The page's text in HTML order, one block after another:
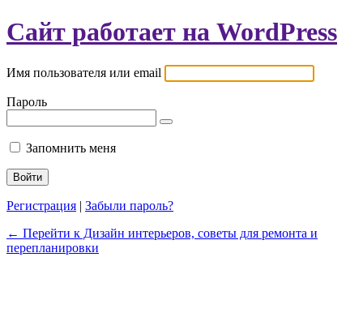
Сайт работает на WordPress
Имя пользователя или email
Пароль
Запомнить меня
Регистрация | Забыли пароль?
← Перейти к Дизайн интерьеров, советы для ремонта и
перепланировки